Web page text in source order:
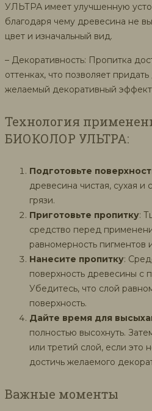
УЛЬТРА имеет улучшенную
благодаря чему древесина не
цвет и изначальный вид.
– Декоративность: Пропитка
оттенках, что позволяет
желаемый декоративный
Технология
БИОКОЛОР УЛЬТРА:
Подготовьте
древесина чистая, сухая и
грязи.
Приготовьте пропитку:
средство перед
равномерность пигментов
Нанесите пропитку:
поверхность древесины с
Убедитесь, что слой
поверхность.
Дайте время для
полностью высохнуть.
или третий слой, если это
достичь желаемого
Важные моменты